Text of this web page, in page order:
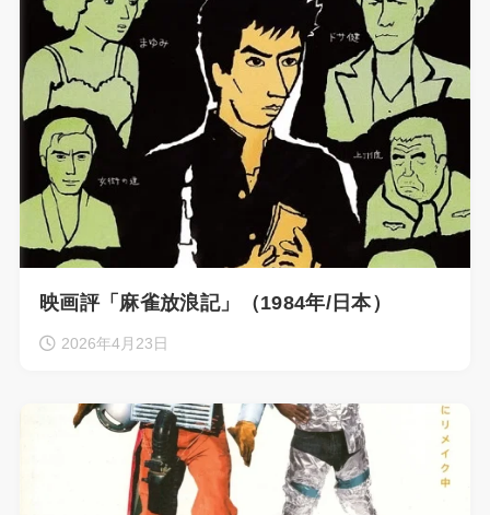
映画評「麻雀放浪記」（1984年/日本）
2026年4月23日